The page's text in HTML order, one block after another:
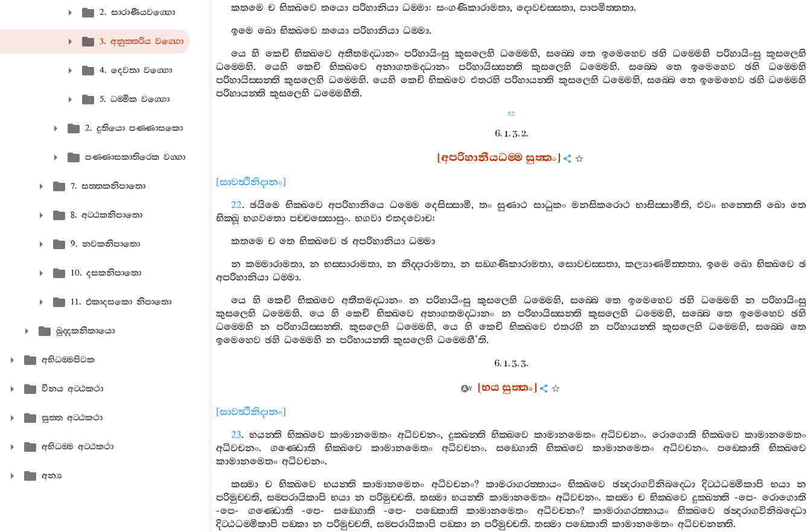
2. සාරාණීයවග‍්ගො
3. අනුත‍්තරිය වග‍්ගො
4. දෙවතා වග‍්ගො
5. ධම‍්මික වග‍්ගො
2. දුතියො පණ‍්ණාසකො
පණ‍්ණාසකාතිරෙක වග‍්ගා
7. සත‍්තකනිපාතො
8. අට‍්ඨකනිපාතො
9. නවකනිපාතො
10. දසකනිපාතො
11. එකාදසකො නිපාතො
ඛුද‍්දකනිකායො
අභිධම‍්මපිටක
විනය අට‍්ඨකථා
සුත‍්ත අට‍්ඨකථා
අභිධම‍්ම අට‍්ඨකථා
අන්‍ය
කතමෙ ච භික‍්ඛවෙ තයො පරිහානියා ධම‍්මා: සංගණිකාරාමතා, දොවචස‍්සතා, පාපමිත‍්තතා.
ඉමෙ ඛො භික‍්ඛවෙ තයො පරිහානියා ධම‍්මා.
යෙ හි කෙචි භික‍්ඛවෙ අතීතමද‍්ධානං පරිහායිංසු කුසලෙහි ධම‍්මෙහි, සබ‍්බෙ තෙ ඉමෙහෙව ඡහි ධම‍්මෙහි පරිහායිංසු කුසලෙහි
ධම‍්මෙහි. යෙහි කෙචි භික‍්ඛවෙ අනාගතමද‍්ධානං පරිහායිස‍්සන‍්ති කුසලෙහි ධම‍්මෙහි.සබ‍්බෙ තෙ ඉමෙහෙව ඡහි
ධම‍්මෙහි
පරිහායිස‍්සන‍්ති කුසලෙහි ධම‍්මෙහි.යෙහි කෙචි භික‍්ඛවෙ එතරහි පරිහායන‍්ති කුසලෙහි ධම‍්මෙහි,සබ‍්බෙ තෙ ඉමෙහෙව ඡහි ධම‍්මෙහි
පරිහායන‍්ති කුසලෙහි ධම‍්මෙහීති.
52
6. 1. 3. 2.
[අපරිහානීයධම‍්මසුත‍්තං]
[සාවත්‍ථිනිදානං]
22. ඡයිමෙ භික‍්ඛවෙ අපරිහානියෙ ධම‍්මෙ දෙසිස‍්සාමි,තං සුණාථ සාධුකං මනසිකරොථ භාසිස‍්සාමීති, එවං භන‍්තෙති ඛො තෙ
භික‍්ඛූ භගවතො පච‍්චස‍්සොසුං. භගවා එතදවොච:
කතමෙ ච තෙ භික‍්ඛවෙ ඡ අපරිහානියා ධම‍්මා
න කම‍්මාරාමතා, න භස‍්සාරාමතා, න නිද‍්දාරාමතා, න සඞ‍්ගණිකාරාමතා, සොවචස‍්සතා, කල්‍යාණමිත‍්තතා. ඉමෙ ඛො භික‍්ඛවෙ ඡ
අපරිහානියා ධම‍්මා.
යෙ
හි කෙචි භික‍්ඛවෙ අතීතමද‍්ධානං න පරිහායිංසු කුසලෙහි ධම‍්මෙහි,සබ‍්බෙ තෙ ඉමෙහෙව ඡහි ධම‍්මෙහි න
පරිහායිංසු
කුසලෙහි
ධම‍්මෙහි. යෙ හි කෙචි භික‍්ඛවෙ අනාගතමද‍්ධානං න පරිහායිස‍්සන‍්ති කුසලෙහි ධම‍්මෙහි, සබ‍්බෙ තෙ ඉමෙහෙව
ඡහි
ධම‍්මෙහි
න පරිහායිස‍්සන‍්ති.කුසලෙහි ධම‍්මෙහි, යෙ හි කෙචි භික‍්ඛවෙ එතරහි න පරිහායන‍්ති කුසලෙහි ධම‍්මෙහි, සබ‍්බෙ තෙ
ඉමෙහෙව ඡහි ධම‍්මෙහි න පරිහායන‍්ති කුසලෙහි ධම‍්මෙහී’ති.
6. 1. 3. 3.
[භයසුත‍්තං]
[සාවත්‍ථිනිදානං]
23. භයන‍්ති භික‍්ඛවෙ කාමානමෙතං අධිවචනං, දුක‍්ඛන‍්ති භික‍්ඛවෙ කාමානමෙතං අධිවචනං. රොගොති භික‍්ඛවෙ කාමානමෙතං
අධිවචනං. ගණ‍්ඩොති භික‍්ඛවෙ කාමානමෙතං අධිවචනං. සඞ‍්ගොති භික‍්ඛවෙ කාමානමෙතං අධිවචනං.පඞ‍්කොති
භික‍්ඛවෙ
කාමානමෙතං අධිවචනං.
කස‍්මා
ච භික‍්ඛවෙ භයන‍්ති කාමානමෙතං අධිවචනං?කාමරාගරත‍්තායං භික‍්ඛවෙ ඡන්‍දරාගවිනිබද‍්ධො දිට‍්ඨධම‍්මිකාපි භයා
න
පරිමුච‍්චති,සම‍්පරායිකාපි භයා න පරිමුච‍්චති.තස‍්මා භයන‍්ති කාමානමෙතං අධිවචනං. කස‍්මා ච භික‍්ඛවෙ දුක‍්ඛන‍්ති -පෙ-රොගොති
-පෙ- ගණ‍්ඩොති -පෙ- සඞ‍්ගොති -පෙ- පඞ‍්කොති කාමානමෙතං අධිවචනං? කාමරාගරත‍්තායං භික‍්ඛවෙ
ඡන්‍දරාගවිනිබද‍්ධො
දිට‍්ඨධම‍්මිකාපි පඞ‍්කා න පරිමුච‍්චති, සම‍්පරායිකාපි පඞ‍්කා න පරිමුච‍්චති. තස‍්මා පඞ‍්කොති කාමානමෙතං අධිවචනන‍්ති.